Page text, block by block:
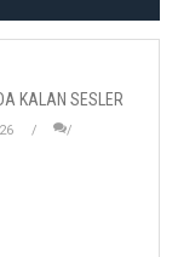
KALAN SESLER